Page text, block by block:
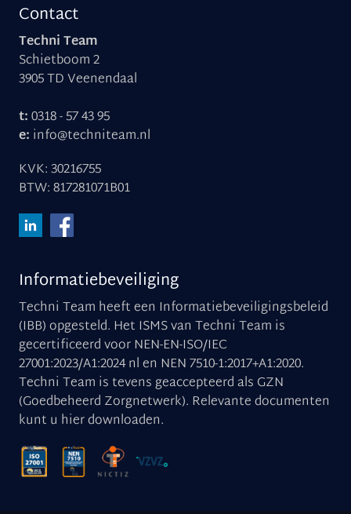
Contact
Techni Team
Schietboom 2
3905 TD Veenendaal
t:0318 - 57 43 95
e: info@techniteam.nl
KVK: 30216755
BTW: 817281071B01
Informatiebeveiliging
Techni Team heeft een Informatiebeveiligingsbeleid
(IBB) opgesteld. Het ISMS van Techni Team is
gecertificeerd voor NEN-EN-ISO/IEC
27001:2023/A1:2024 nl en NEN 7510-1:2017+A1:2020.
Techni Team is tevens geaccepteerd als GZN
(Goedbeheerd Zorgnetwerk). Relevante documenten
kunt u hier downloaden.